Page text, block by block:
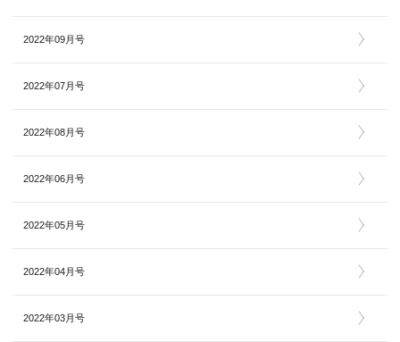
2022年09月号
2022年07月号
2022年08月号
2022年06月号
2022年05月号
2022年04月号
2022年03月号